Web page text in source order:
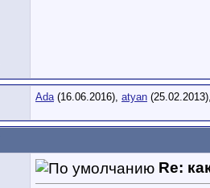
Ada(16.06.2016), atyan
Re: